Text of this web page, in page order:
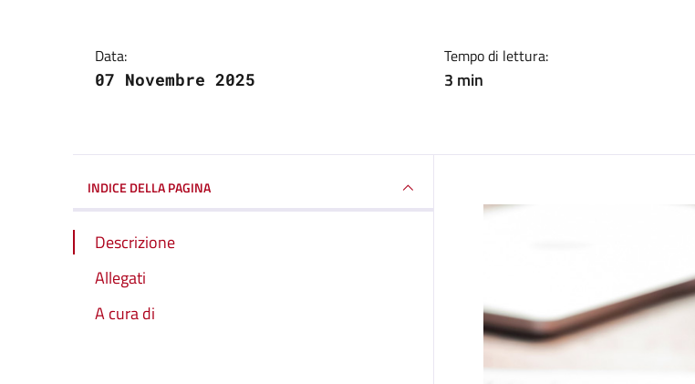
Data:
07 Novembre 2025
Tempo di lettura:
3 min
INDICE DELLA PAGINA
Descrizione
Allegati
A cura di